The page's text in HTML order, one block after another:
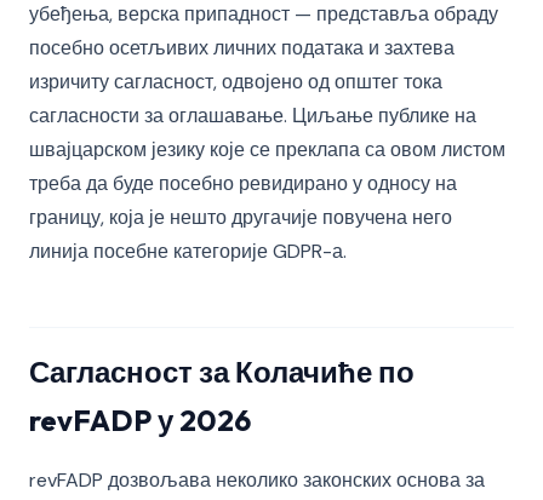
убеђења, верска припадност — представља обраду
посебно осетљивих личних података и захтева
изричиту сагласност, одвојено од општег тока
сагласности за оглашавање. Циљање публике на
швајцарском језику које се преклапа са овом листом
треба да буде посебно ревидирано у односу на
границу, која је нешто другачије повучена него
линија посебне категорије GDPR-а.
Сагласност за Колачиће по
revFADP у 2026
revFADP дозвољава неколико законских основа за